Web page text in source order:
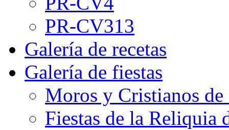
PR-CV313
Galería de recetas
Galería de fiestas
Moros y Cristianos de
Fiestas de la Reliquia